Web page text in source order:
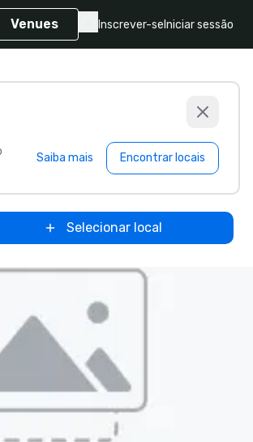
Venues Inscrever-se Iniciar sessão
Saiba mais Encontrar locais
Selecionar local